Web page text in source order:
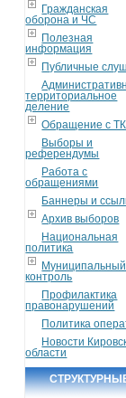
Гражданская
оборона и ЧС
Полезная
информация
Публичные
территориальное
деление
Обращение с
Выборы и
референдумы
Работа с
обращениями
Баннеры и
Архив выборов
Национальная
политика
Муниципальный
контроль
Профилактика
правонарушений
Политика
Новости
области